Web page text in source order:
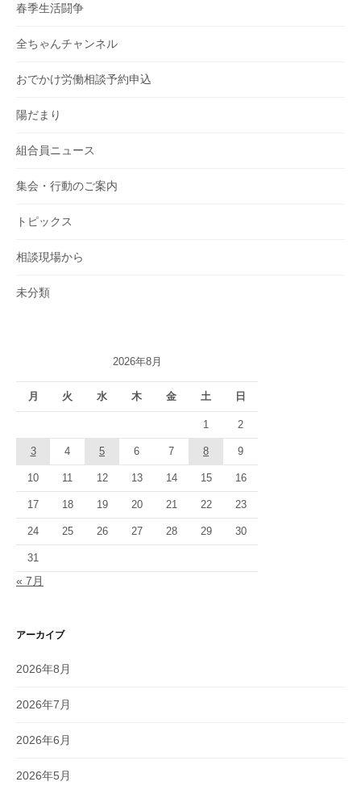
春季生活闘争
全ちゃんチャンネル
おでかけ労働相談予約申込
陽だまり
組合員ニュース
集会・行動のご案内
トピックス
相談現場から
未分類
2026年8月
月 火 水 木 金 土 日
1 2
3 4 5 6 7 8 9
10 11 12 13 14 15 16
17 18 19 20 21 22 23
24 25 26 27 28 29 30
31
« 7月
アーカイブ
2026年8月
2026年7月
2026年6月
2026年5月